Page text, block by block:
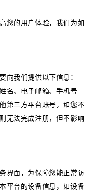
您的用户体验，我们为如
向我们提供以下信息：
名、电子邮箱、手机号
第三方平台账号，如您不
无法完成注册，但不影响
界面，为保障您能正常访
平台的设备信息，如设备